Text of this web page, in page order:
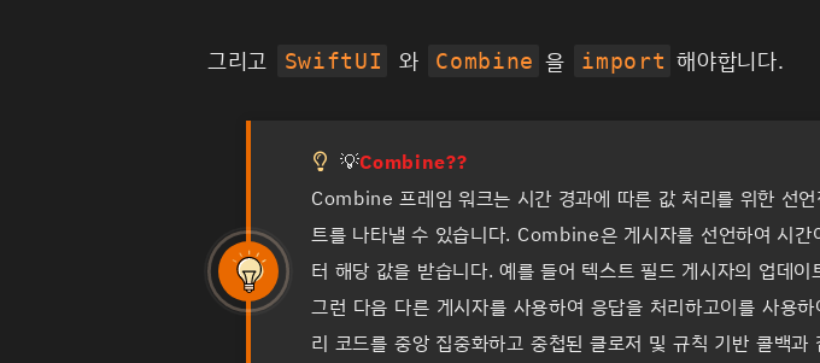
그리고 SwiftUI 와 Combine 을 import 해야합니다.
TIP
💡Combine??
Combine 프레임 워크는 시간 경과에 따른 값 처리를 위한 선
트를 나타낼 수 있습니다. Combine은 게시자를 선언하여 시
터 해당 값을 받습니다. 예를 들어 텍스트 필드 게시자의 업데
그런 다음 다른 게시자를 사용하여 응답을 처리하고이를 사용
리 코드를 중앙 집중화하고 중첩된 클로저 및 규칙 기반 콜백